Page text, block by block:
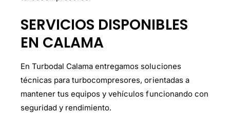
SERVICIOS DISPONIBLES
EN CALAMA
En Turbodal Calama entregamos soluciones
técnicas para turbocompresores, orientadas a
mantener tus equipos y vehículos funcionando con
seguridad y rendimiento.